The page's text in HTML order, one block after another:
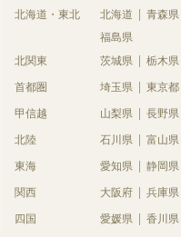
北海道・東北 北海道 青森県
福島県
北関東
茨城県 栃木県
首都圏 埼玉県 東京都
甲信越 山梨県 長野県
北陸 石川県 富山県
東海 愛知県 静岡県
関西 大阪府 兵庫県
四国 愛媛県 香川県